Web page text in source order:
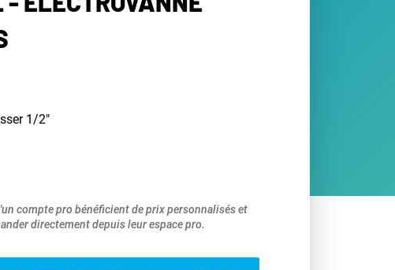
1/2"
compte pro bénéficient de prix personnalisés et
directement depuis leur espace pro.